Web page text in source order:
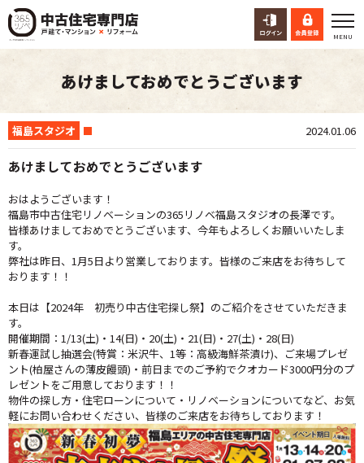
あけましておめでとうございます
福島スタジオ 2024.01.06
あけましておめでとうございます
おはようございます！
福島市中古住宅リノベーションの365リノベ福島スタジオの長澤です。
皆様あけましておめでとうございます、今年もよろしくお願いいたしま
す。
弊社は昨日、1月5日より営業しております。皆様のご来店をお待ちして
おります！！
本日は【2024年 初売り中古住宅探し祭】のご紹介をさせていただきま
す。
開催期間：1/13(土)・14(日)・20(土)・21(日)・27(土)・28(日)
新春運試し抽選会(特賞：米沢牛、1等：高級海鮮茶漬け)、ご来場プレゼ
ント(柏屋さんの薄皮饅頭)・前日までのご予約でクオカード3000円分のプ
レゼントをご用意しております！！
物件の探し方・住宅ローンについて・リノベーションについてなど、お気
軽にお問い合わせください、皆様のご来店をお待ちしております！